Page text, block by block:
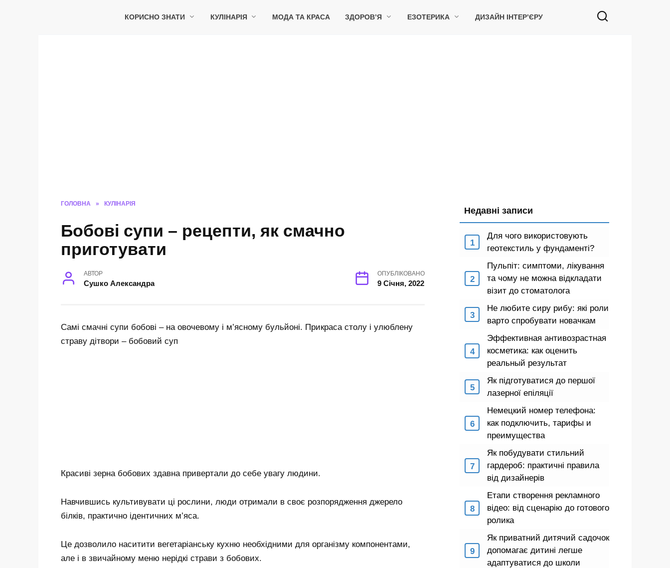
КОРИСНО ЗНАТИ КУЛІНАРІЯ МОДА ТА КРАСА ЗДОРОВ’Я ЕЗОТЕРИКА ДИЗАЙН ІНТЕР’ЄРУ
ГОЛОВНА » КУЛІНАРІЯ
Бобові супи – рецепти, як смачно
приготувати
АВТОР
Сушко Александра
ОПУБЛІКОВАНО
9 Січня, 2022
Самі смачні супи бобові – на овочевому і м’ясному бульйоні. Прикраса столу і улюблену
страву дітвори – бобовий суп
Красиві зерна бобових здавна привертали до себе увагу людини.
Навчившись культивувати ці рослини, люди отримали в своє розпорядження джерело
білків, практично ідентичних м’яса.
Це дозволило наситити вегетаріанську кухню необхідними для організму компонентами,
але і в звичайному меню нерідкі страви з бобових.
Недавні записи
Для чого використовують
геотекстиль у фундаменті?
Пульпіт: симптоми, лікування
та чому не можна відкладати
візит до стоматолога
Не любите сиру рибу: які роли
варто спробувати новачкам
Эффективная антивозрастная
косметика: как оценить
реальный результат
Як підготуватися до першої
лазерної епіляції
Немецкий номер телефона:
как подключить, тарифы и
преимущества
Як побудувати стильний
гардероб: практичні правила
від дизайнерів
Етапи створення рекламного
відео: від сценарію до готового
ролика
Як приватний дитячий садочок
допомагає дитині легше
адаптуватися до школи